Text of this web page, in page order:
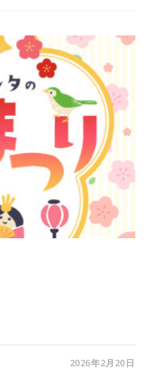
2026年2月20日